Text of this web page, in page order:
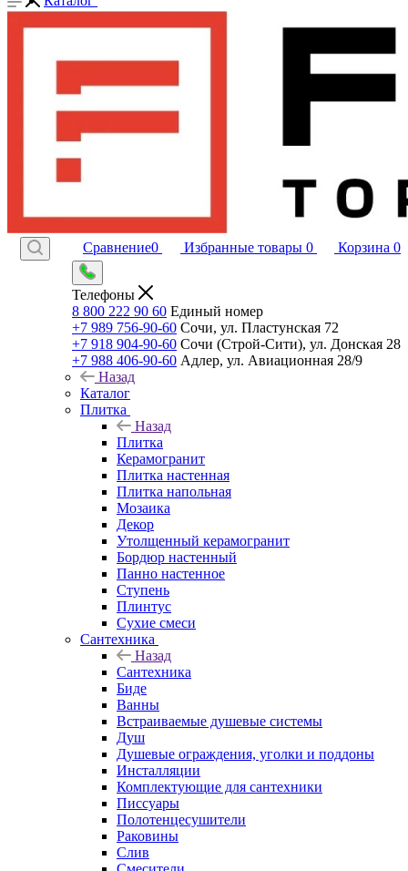
Сравнение0 Избранные товары 0 Корзина 0
Телефоны
8 800 222 90 60 Единый номер
+7 989 756-90-60 Сочи, ул. Пластунская 72
+7 918 904-90-60 Сочи (Строй-Сити), ул. Донская 28
+7 988 406-90-60 Адлер, ул. Авиационная 28/9
Назад
Каталог
Плитка
Назад
Плитка
Керамогранит
Плитка настенная
Плитка напольная
Мозаика
Декор
Утолщенный керамогранит
Бордюр настенный
Панно настенное
Ступень
Плинтус
Сухие смеси
Сантехника
Назад
Сантехника
Биде
Ванны
Встраиваемые душевые системы
Душ
Душевые ограждения, уголки и поддоны
Инсталляции
Комплектующие для сантехники
Писсуары
Полотенцесушители
Раковины
Слив